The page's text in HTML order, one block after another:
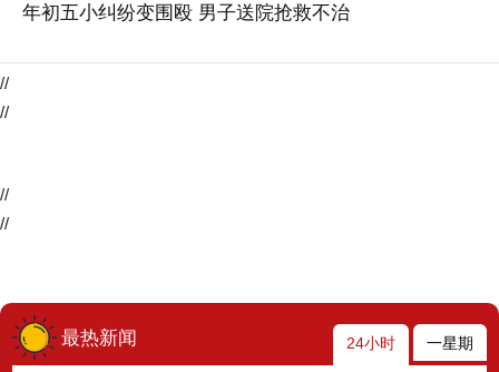
年初五小纠纷变围殴 男子送院抢救不治
//
//
//
//
最热新闻 24小时 一星期